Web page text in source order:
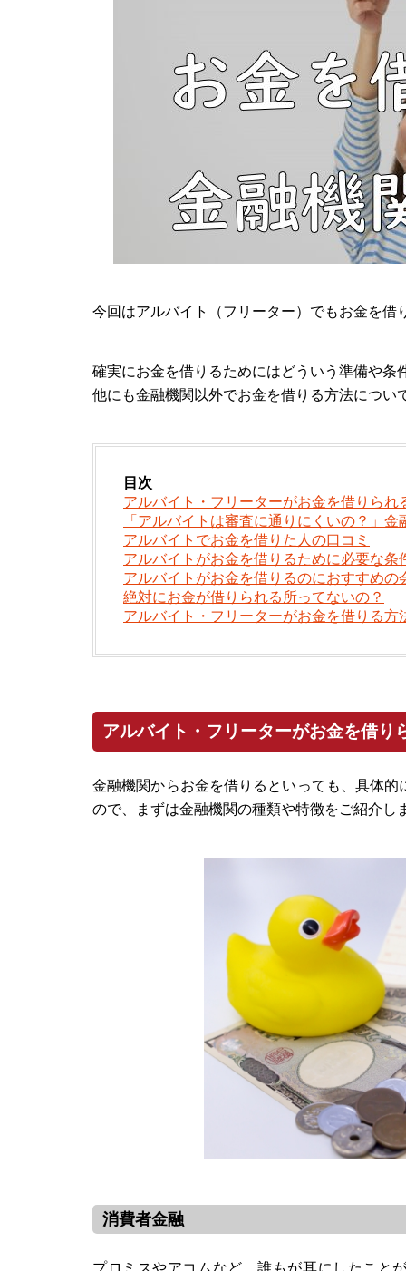
今回はアルバイト（フリーター）でもお金を借
確実にお金を借りるためにはどういう準備や条
他にも金融機関以外でお金を借りる方法につい
目次
アルバイト・フリーターがお金を借りられ
「アルバイトは審査に通りにくいの？」
アルバイトでお金を借りた人の口コミ
アルバイトがお金を借りるために必要な条
アルバイトがお金を借りるのにおすすめの
絶対にお金が借りられる所ってないの？
アルバイト・フリーターがお金を借りる方
アルバイト・フリーターがお金を借り
金融機関からお金を借りるといっても、具体
ので、まずは金融機関の種類や特徴をご紹介し
消費者金融